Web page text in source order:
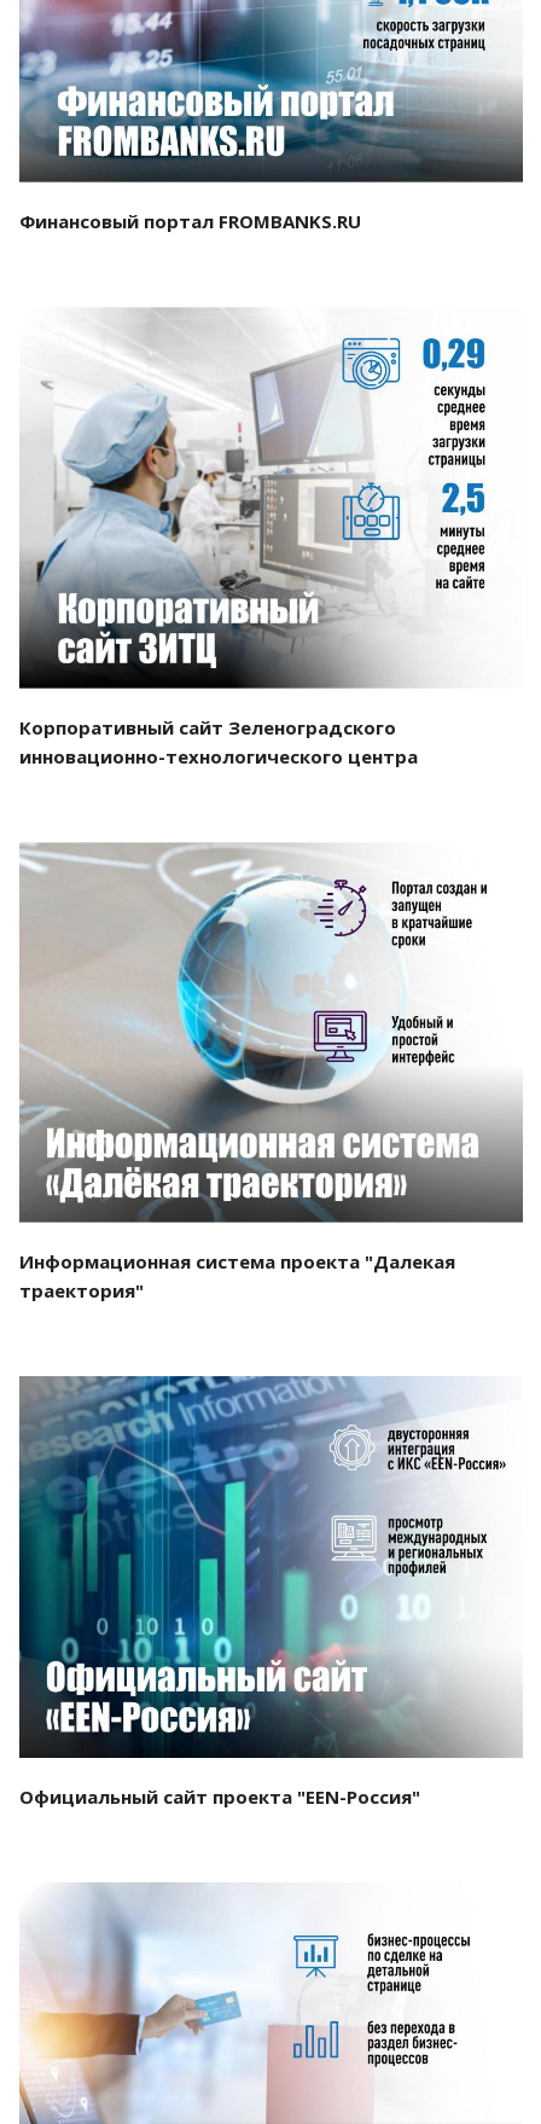
Смотреть проект
Финансовый портал FROMBANKS.RU
Смотреть проект
Корпоративный сайт Зеленоградского
инновационно-технологического центра
Смотреть проект
Информационная система проекта "Далекая
траектория"
Смотреть проект
Официальный сайт проекта "EEN-Россия"